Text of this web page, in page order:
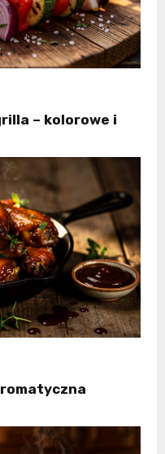
– kolorowe i